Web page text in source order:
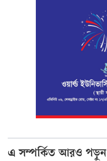
এ সম্পর্কিত আরও পড়ুন